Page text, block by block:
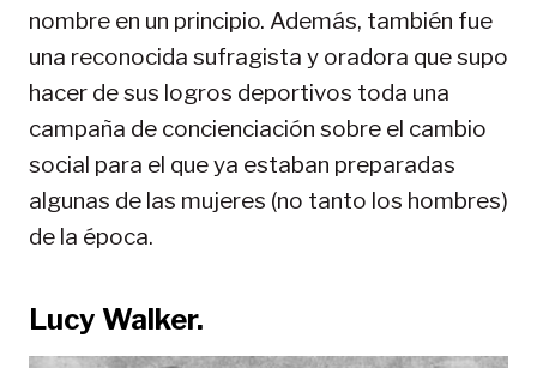
nombre en un principio. Además, también fue
una reconocida sufragista y oradora que supo
hacer de sus logros deportivos toda una
campaña de concienciación sobre el cambio
social para el que ya estaban preparadas
algunas de las mujeres (no tanto los hombres)
de la época.
Lucy Walker.